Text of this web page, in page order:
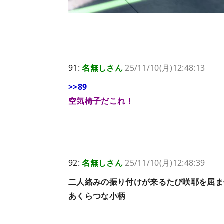
91:名無しさん25/11/10(月)12:48:13
>>89
空気椅子だこれ！
92:名無しさん25/11/10(月)12:48:39
二人絡みの振り付けが来るたび咲耶を屈
あくらつな小柄